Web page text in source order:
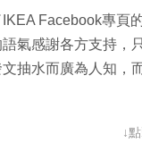
IKEA Facebook專頁
氣感謝各方支持，
抽水而廣為人知，
↓